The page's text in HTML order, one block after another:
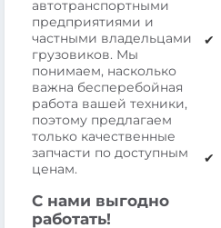
автотранспортными
предприятиями и
частными владельцами
грузовиков. Мы
понимаем, насколько
важна бесперебойная
работа вашей техники,
поэтому предлагаем
только качественные
запчасти по доступным
ценам.
С нами выгодно
работать!